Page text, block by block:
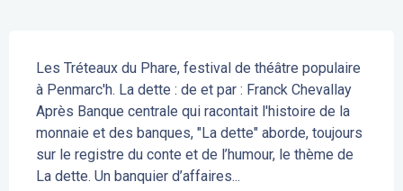
Les Tréteaux du Phare, festival de théâtre populaire
à Penmarc'h. La dette : de et par : Franck Chevallay
Après Banque centrale qui racontait l'histoire de la
monnaie et des banques, "La dette" aborde, toujours
sur le registre du conte et de l’humour, le thème de
La dette. Un banquier d’affaires...